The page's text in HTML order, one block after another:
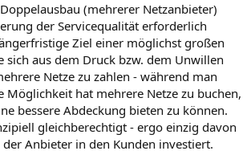
(mehrerer Netzanbieter)
der Servicequalität erforderlich
Ziel einer möglichst großen
sich aus dem Druck bzw. dem Unwillen
Netze zu zahlen - während man
Möglichkeit hat mehrere Netze zu buchen,
bessere Abdeckung bieten zu können.
gleichberechtigt - ergo einzig davon
Anbieter in den Kunden investiert.